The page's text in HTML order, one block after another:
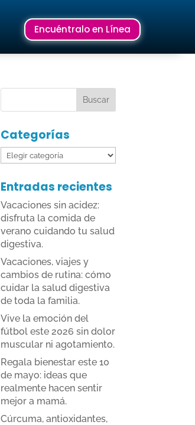
Encuéntralo en Línea
Categorías
Categorías
Entradas recientes
Vacaciones sin acidez:
disfruta la comida de
verano cuidando tu salud
digestiva.
Vacaciones, viajes y
cambios de rutina: cómo
cuidar la salud digestiva
de toda la familia.
Vive la emoción del
fútbol este 2026 sin dolor
muscular ni agotamiento.
Regala bienestar este 10
de mayo: ideas que
realmente hacen sentir
mejor a mamá.
Cúrcuma, antioxidantes,